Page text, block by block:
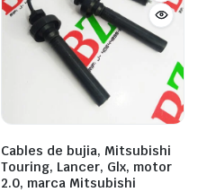
Cables de bujia, Mitsubishi
Touring, Lancer, Glx, motor
2.0, marca Mitsubishi